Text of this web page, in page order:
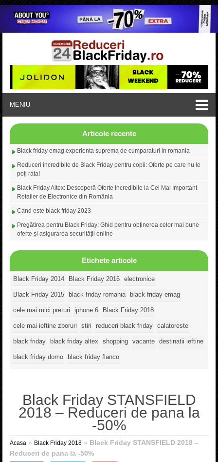
MENIU
Articole recente
Black friday emag experienta suprema de cumparaturi in romania
Reduceri incredibile de Black Friday pentru copii: Oferte pe care nu le
poți rata!
Black Friday Altex: Descoperă Oferte Incredibile la Cel Mai Important
Retailer de Electronice din România
Cand este black friday 2023
Pregătirea pentru Black Friday: Ghid pentru obținerea celor mai bune
oferte și asigurarea securității online
Etichete articole
Black Friday 2014 Black Friday 2016 electronice
Black Friday 2015 black friday romania black friday emag
cele mai mici preturi iphone 6 Black Friday 2018
cele mai ieftine zboruri stiri reduceri black friday calatoreste
black friday black friday altex shopping vacante destinatii ieftine
black friday domo black friday flanco
Black Friday STANSFIELD
2018 – Reduceri de pana la
-50%
Acasa » Black Friday 2018 » Black Friday STANSFIELD 2018 –
Reduceri de pana la -50%